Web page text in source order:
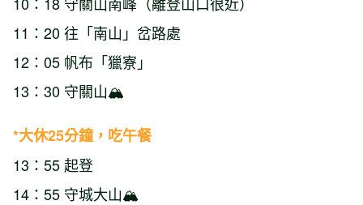
11：20 往「南山」岔路處
12：05 帆布「獵寮」
13：30 守關山🏔️
*大休25分鐘，吃午餐
13：55 起登
14：55 守城大山🏔️